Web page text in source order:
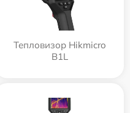
Тепловизор Hikmicro
B1L